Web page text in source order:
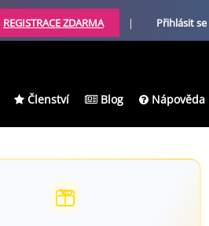
REGISTRACE ZDARMA | Přihlásit se
Členství Blog Nápověda